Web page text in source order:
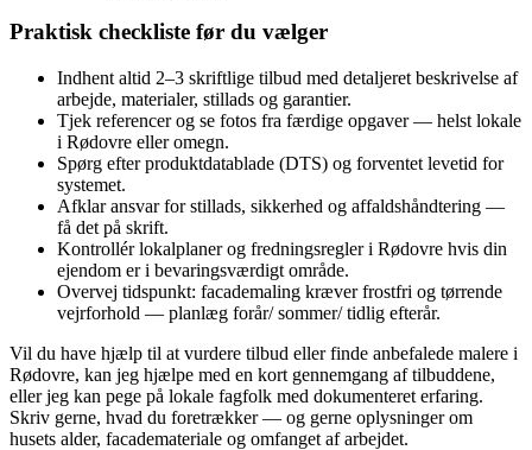
Praktisk checkliste før du vælger
Indhent altid 2–3 skriftlige tilbud med detaljeret beskrivelse af
arbejde, materialer, stillads og garantier.
Tjek referencer og se fotos fra færdige opgaver — helst lokale
i Rødovre eller omegn.
Spørg efter produktdatablade (DTS) og forventet levetid for
systemet.
Afklar ansvar for stillads, sikkerhed og affaldshåndtering —
få det på skrift.
Kontrollér lokalplaner og fredningsregler i Rødovre hvis din
ejendom er i bevaringsværdigt område.
Overvej tidspunkt: facademaling kræver frostfri og tørrende
vejrforhold — planlæg forår/ sommer/ tidlig efterår.
Vil du have hjælp til at vurdere tilbud eller finde anbefalede malere i
Rødovre, kan jeg hjælpe med en kort gennemgang af tilbuddene,
eller jeg kan pege på lokale fagfolk med dokumenteret erfaring.
Skriv gerne, hvad du foretrækker — og gerne oplysninger om
husets alder, facademateriale og omfanget af arbejdet.